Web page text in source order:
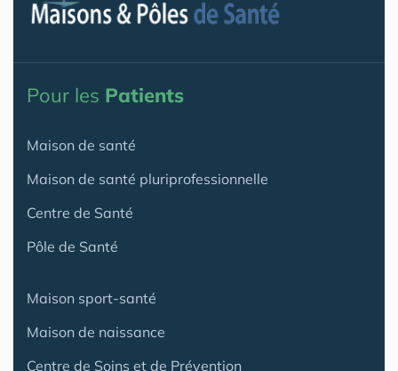
Pour les Patients
Maison de santé
Maison de santé pluriprofessionnelle
Centre de Santé
Pôle de Santé
Maison sport-santé
Maison de naissance
Centre de Soins et de Prévention